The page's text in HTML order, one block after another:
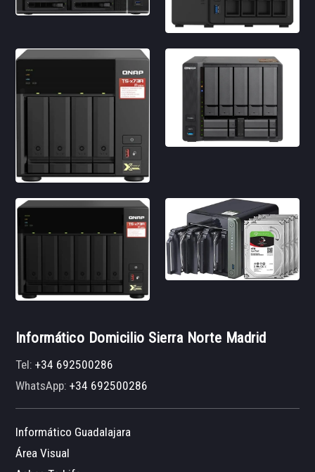
Informático Domicilio Sierra Norte Madrid
Tel:+34 692500286
WhatsApp:+34 692500286
Informático Guadalajara
Área Visual